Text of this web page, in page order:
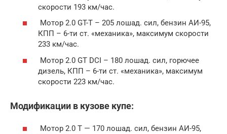
скорости 193 км/час.
Мотор 2.0 GT-T – 205 лошад. сил, бензин АИ-95,
КПП – 6-ти ст. «механика», максимум скорости
233 км/час.
Мотор 2.0 GT DCI – 180 лошад. сил, горючее
дизель, КПП – 6-ти ст. «механика», максимум
скорости 223 км/час.
Модификации в кузове купе:
Мотор 2.0 Т — 170 лошад. сил, бензин АИ-95,